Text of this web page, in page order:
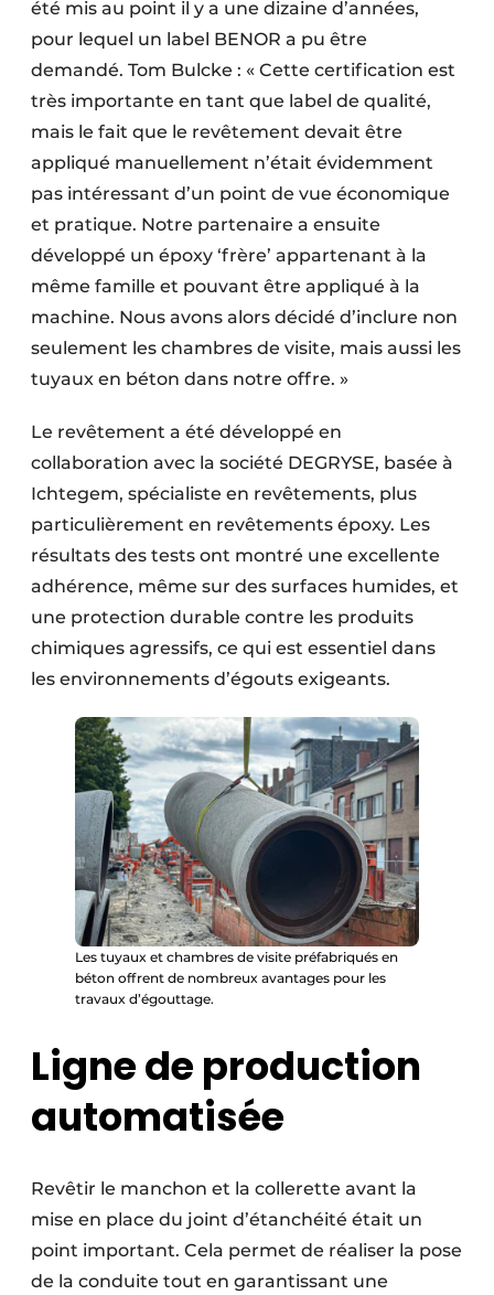
été mis au point il y a une dizaine d’années,
pour lequel un label BENOR a pu être
demandé. Tom Bulcke : « Cette certification est
très importante en tant que label de qualité,
mais le fait que le revêtement devait être
appliqué manuellement n’était évidemment
pas intéressant d’un point de vue économique
et pratique. Notre partenaire a en­suite
développé un époxy ‘frère’ apparte­nant à la
même famille et pouvant être appliqué à la
machine. Nous avons alors décidé d’inclure non
seulement les chambres de visite, mais aussi les
tuyaux en béton dans notre offre. »
Le revêtement a été développé en
collaboration avec la société DEGRYSE, basée à
Ichtegem, spécialiste en revêtements, plus
particulièrement en revêtements époxy. Les
résultats des tests ont montré une excellente
adhérence, même sur des surfaces humides, et
une protection durable contre les produits
chimiques agres­sifs, ce qui est essentiel dans
les environnements d’égouts exigeants.
Les tuyaux et chambres de visite préfabriqués en
béton offrent de nombreux avantages pour les
travaux d’égouttage.
Ligne de production
automatisée
Revêtir le manchon et la collerette avant la
mise en place du joint d’étanchéité était un
point important. Cela permet de réaliser la pose
de la conduite tout en garantissant une